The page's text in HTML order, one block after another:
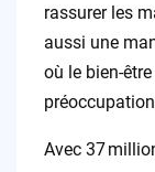
rassurer les
aussi une
où le bien-
Avec 37